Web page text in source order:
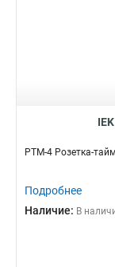
РТМ-4 Розетка-
Подробнее
Наличие: В